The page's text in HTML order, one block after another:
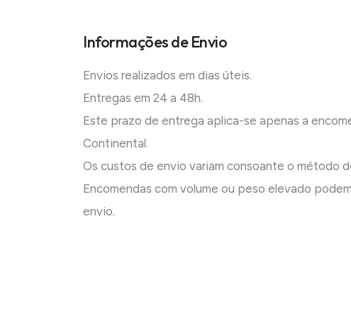
Informações de Envio
Envios realizados em dias úteis.
Entregas em 24 a 48h.
Este prazo de entrega aplica-se apenas a
Continental.
Os custos de envio variam consoante o método
Encomendas com volume ou peso elevado
envio.